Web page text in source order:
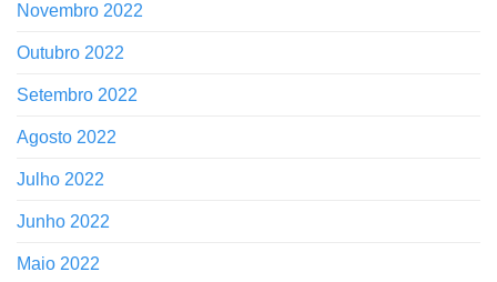
Novembro 2022
Outubro 2022
Setembro 2022
Agosto 2022
Julho 2022
Junho 2022
Maio 2022